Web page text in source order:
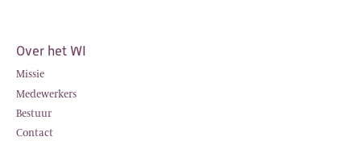
Over het WI
Missie
Medewerkers
Bestuur
Contact